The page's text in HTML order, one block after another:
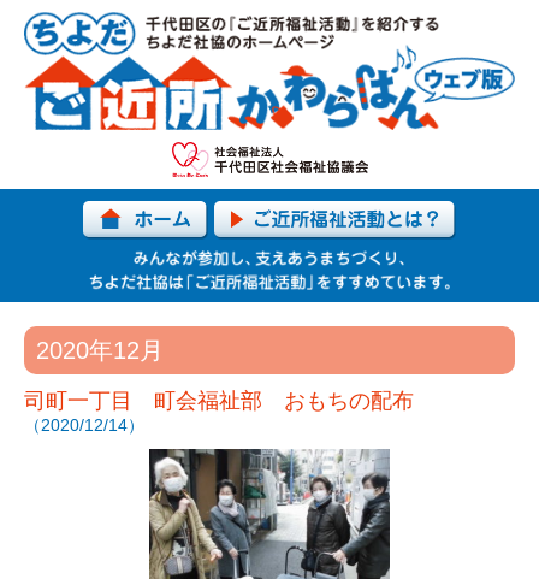
2020年12月
司町一丁目 町会福祉部 おもちの配布
（2020/12/14）